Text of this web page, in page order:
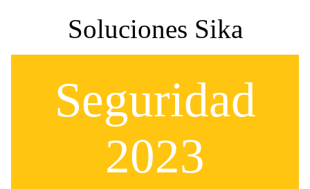
Soluciones Sika
Seguridad
2023